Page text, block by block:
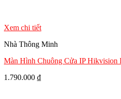
Xem chi tiết
Nhà Thông Minh
Màn Hình Chuông Cửa IP Hikvision
1.790.000 ₫